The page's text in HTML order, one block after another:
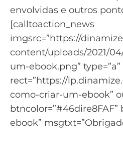
envolvidas e outros
[calltoaction_news
imgsrc=”https://
content/uploads/2021/
um-ebook.png”
rect=”https://
como-criar-um-ebook”
btncolor=”#46dire8FAF”
ebook”